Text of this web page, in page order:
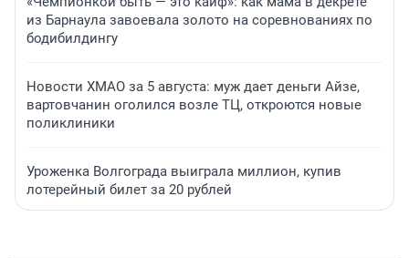
из Барнаула завоевала золото на соревнованиях по
бодибилдингу
Новости ХМАО за 5 августа: муж дает деньги Айзе,
вартовчанин оголился возле ТЦ, откроются новые
поликлиники
Уроженка Волгограда выиграла миллион, купив
лотерейный билет за 20 рублей